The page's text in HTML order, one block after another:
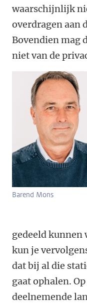
waarschijnlijk
overdragen aan
Bovendien mag
niet van de
Barend Mons
gedeeld
kun je
dat bij al die
gaat ophalen.
deelnemende